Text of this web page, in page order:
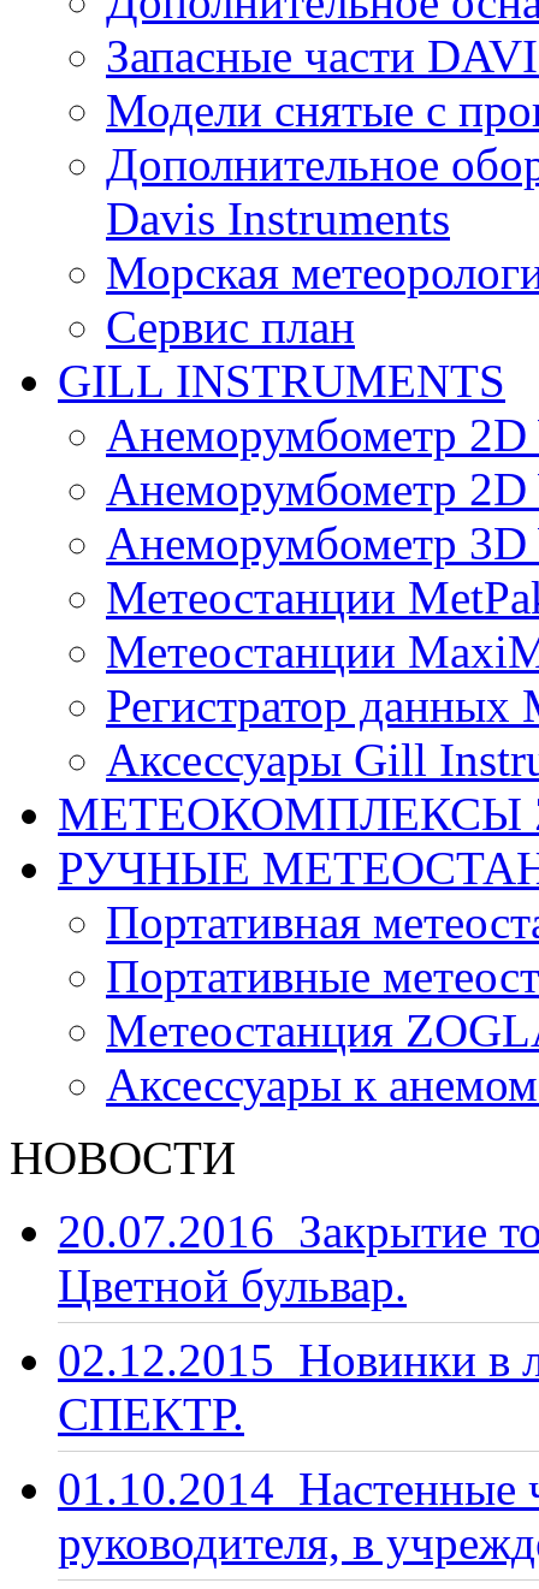
Запасные части
Модели снятые с
Дополнительное
Davis Instruments
Морская
Сервис план
GILL INSTRUMENTS
Анеморумбометр 2D
Анеморумбометр 2D
Анеморумбометр 3D
Метеостанции
Метеостанции
Регистратор данных
Аксессуары Gill
МЕТЕОКОМПЛЕКСЫ
РУЧНЫЕ
Портативная
Портативные
Mетеостанция
Аксессуары к
НОВОСТИ
20.07.2016 Закрытие
Цветной бульвар.
02.12.2015 Новинки в
СПЕКТР.
01.10.2014 Настенные
руководителя, в